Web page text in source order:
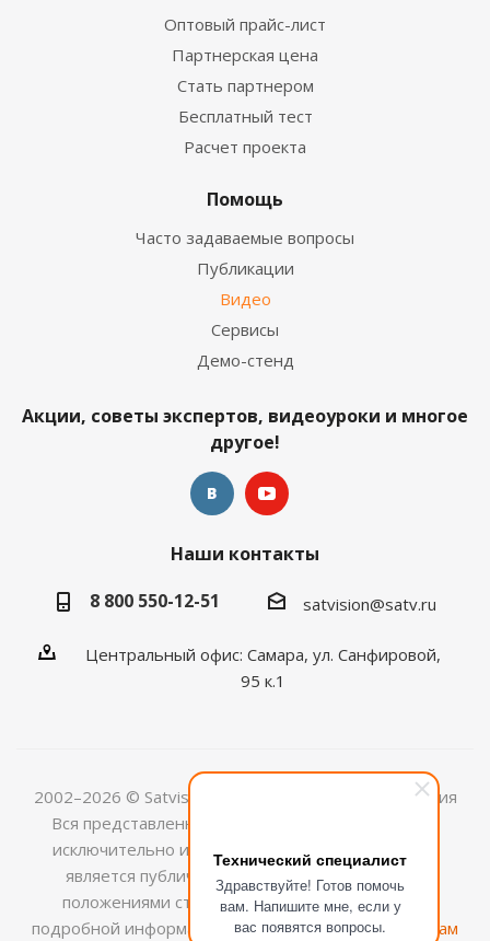
Технический специалист
Здравствуйте! Готов помочь
вам. Напишите мне, если у
вас появятся вопросы.
Оптовый прайс-лист
Партнерская цена
Стать партнером
Бесплатный тест
Расчет проекта
Помощь
Часто задаваемые вопросы
Публикации
Видео
Сервисы
Демо-стенд
Акции, советы экспертов, видеоуроки и многое
другое!
Наши контакты
8 800 550-12-51
satvision@satv.ru
Центральный офис: Самара, ул. Санфировой,
95 к.1
2002–2026 © Satvision — системы видеонаблюдения
Вся представленная на сайте информация носит
исключительно информационный характер и не
является публичной офертой, определяемой
положениями ст.437 (2) ГК РФ. Для получения
подробной информации обращайтесь кменеджерам